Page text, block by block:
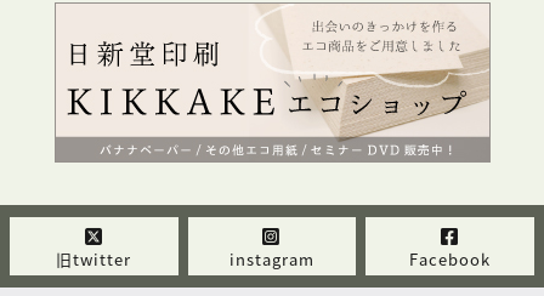
旧twitter instagram Facebook